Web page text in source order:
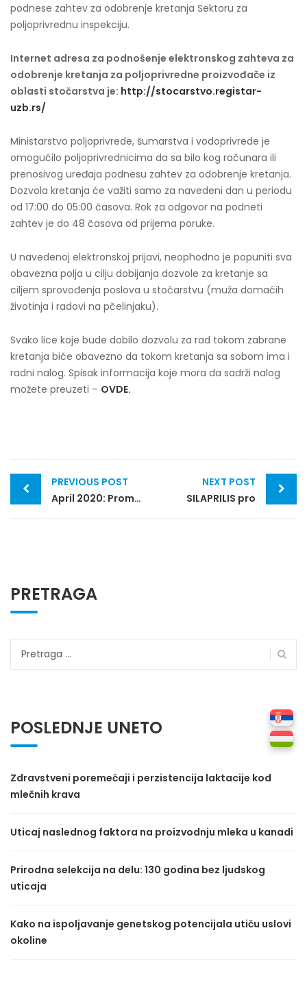
podnese zahtev za odobrenje kretanja Sektoru za
poljoprivrednu inspekciju.
Internet adresa za podnošenje elektronskog zahteva za
odobrenje kretanja za poljoprivredne proizvođače iz
oblasti stočarstva je: http://stocarstvo.registar-
uzb.rs/
Ministarstvo poljoprivrede, šumarstva i vodoprivrede je
omogućilo poljoprivrednicima da sa bilo kog računara ili
prenosivog uređaja podnesu zahtev za odobrenje kretanja.
Dozvola kretanja će važiti samo za navedeni dan u periodu
od 17:00 do 05:00 časova. Rok za odgovor na podneti
zahtev je do 48 časova od prijema poruke.
U navedenoj elektronskoj prijavi, neophodno je popuniti sva
obavezna polja u cilju dobijanja dozvole za kretanje sa
ciljem sprovođenja poslova u stočarstvu (muža domaćih
životinja i radovi na pčelinjaku).
Svako lice koje bude dobilo dozvolu za rad tokom zabrane
kretanja biće obavezno da tokom kretanja sa sobom ima i
radni nalog. Spisak informacija koje mora da sadrži nalog
možete preuzeti – OVDE.
Post
navigation
PREVIOUS POST
April 2020: Promena baze
NEXT POST
SILAPRILIS pro
PRETRAGA
POSLEDNJE UNETO
Zdravstveni poremećaji i perzistencija laktacije kod
mlečnih krava
Uticaj naslednog faktora na proizvodnju mleka u kanadi
Prirodna selekcija na delu: 130 godina bez ljudskog
uticaja
Kako na ispoljavanje genetskog potencijala utiču uslovi
okoline